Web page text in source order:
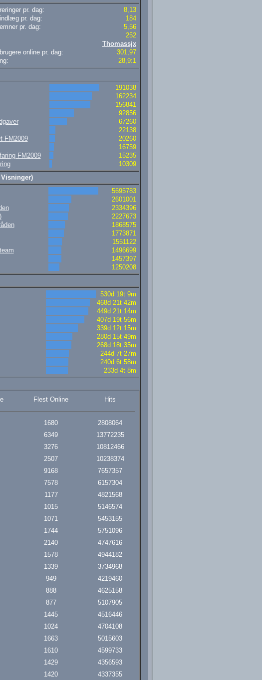
pr. dag:
8,13
pr. dag:
184
pr. dag:
5,56
252
Thomassjx
online pr. dag:
301,97
28,9:1
191038
162234
156841
92856
67260
22138
FM2009
20260
16759
FM2009
15235
10309
Visninger)
5695783
2601001
2334396
2227673
1868575
1773871
1551122
1496699
1457397
1250208
530d 19t 9m
468d 21t 42m
449d 21t 14m
407d 19t 56m
339d 12t 15m
280d 15t 49m
268d 18t 35m
244d 7t 27m
240d 6t 58m
233d 4t 8m
Flest Online Hits
1680
2808064
6349
13772235
3276
10812466
2507
10238374
9168
7657357
7578
6157304
1177
4821568
1015
5146574
1071
5453155
1744
5751096
2140
4747616
1578
4944182
1339
3734968
949
4219460
888
4625158
877
5107905
1445
4516446
1024
4704108
1663
5015603
1610
4599733
1429
4356593
1420
4337355